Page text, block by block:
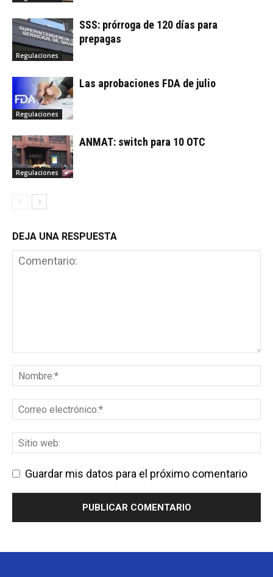
Regulaciones
SSS: prórroga de 120 días para
prepagas
Regulaciones
Las aprobaciones FDA de julio
Regulaciones
ANMAT: switch para 10 OTC
DEJA UNA RESPUESTA
Guardar mis datos para el próximo comentario